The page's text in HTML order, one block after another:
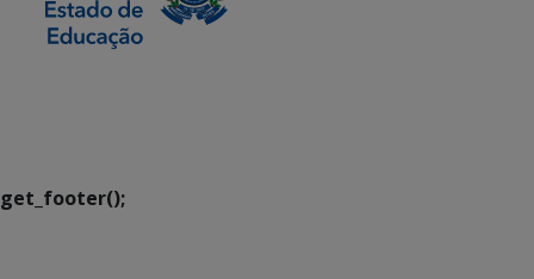
get_footer();